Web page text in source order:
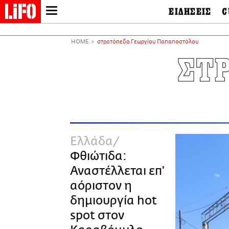
NEWSLETTER
PRINT
ΕΙΔΗΣΕΙΣ
Διεθνή
Οικονομία
Πολιτισμός
Tech &
HOME στρατόπεδο Γεωργίου Παπαποστόλου
Ελλάδα
Φθιώτιδα:
Αναστέλλεται επ'
αόριστον η
δημιουργία hot
spot στον